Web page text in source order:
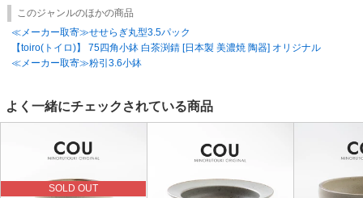
このジャンルのほかの商品
≪メーカー取寄≫せせらぎ丸型3.5パック
【toiro(トイロ)】 75四角小鉢 白茶渕錆 [日本製 美濃焼 陶器] オリジナル
≪メーカー取寄≫粉引3.6小鉢
よく一緒にチェックされている商品
SOLD OUT